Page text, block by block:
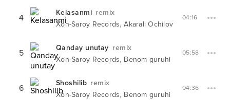
4 Kelasanmi remix
Xon-Saroy Records,Akarali Ochilov
04:16
5 Qanday unutay remix
Xon-Saroy Records, Benom guruhi
05:58
6 Shoshilib remix
Xon-Saroy Records, Benom guruhi
04:36